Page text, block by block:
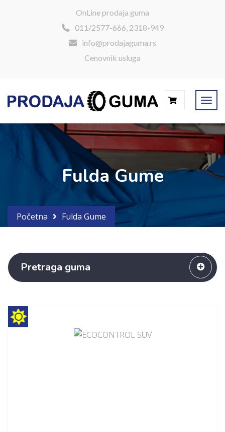
OnLine prodaja guma
011/2577-666, 2318-949
info@prodajaguma.rs
Cenovnik usluga
Fulda Gume
Početna Fulda Gume
Pretraga guma